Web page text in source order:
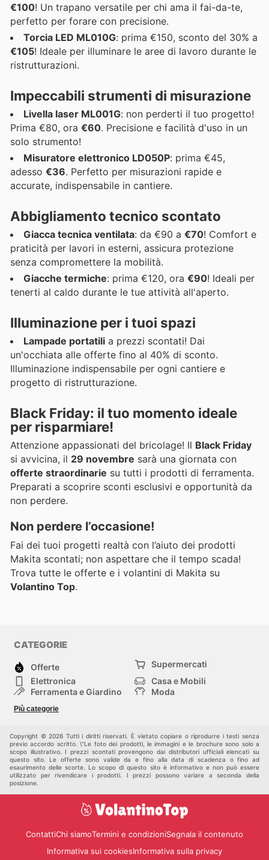
€100! Un trapano versatile per chi ama il fai-da-te,
perfetto per forare con precisione.
Torcia LED ML010G: prima €150, sconto del 30% a
€105! Ideale per illuminare le aree di lavoro durante le
ristrutturazioni.
Impeccabili strumenti di misurazione
Livella laser ML001G: non perderti il tuo progetto!
Prima €80, ora €60. Precisione e facilità d'uso in un
solo strumento!
Misuratore elettronico LD050P: prima €45,
adesso €36. Perfetto per misurazioni rapide e
accurate, indispensabile in cantiere.
Abbigliamento tecnico scontato
Giacca tecnica ventilata: da €90 a €70! Comfort e
praticità per lavori in esterni, assicura protezione
senza compromettere la mobilità.
Giacche termiche: prima €120, ora €90! Ideali per
tenerti al caldo durante le tue attività all'aperto.
Illuminazione per i tuoi spazi
Lampade portatili a prezzi scontati! Dai
un'occhiata alle offerte fino al 40% di sconto.
Illuminazione indispensabile per ogni cantiere e
progetto di ristrutturazione.
Black Friday: il tuo momento ideale
per risparmiare!
Attenzione appassionati del bricolage! Il Black Friday
si avvicina, il 29 novembre sarà una giornata con
offerte straordinarie su tutti i prodotti di ferramenta.
Preparati a scoprire sconti esclusivi e opportunità da
non perdere.
Non perdere l’occasione!
Fai dei tuoi progetti realtà con l’aiuto dei prodotti
Makita scontati; non aspettare che il tempo scada!
Trova tutte le offerte e i volantini di Makita su
Volantino Top.
CATEGORIE
Offerte
Supermercati
Elettronica
Casa e Mobili
Ferramenta e Giardino
Moda
Bambini e Neonati
Più categorie
Copyright © 2026 Tutti i diritti riservati. È vietato copiare o riprodurre i testi senza
previo accordo scritto. \"Le foto dei prodotti, le immagini e le brochure sono solo a
scopo illustrativo. I prezzi scontati provengono dai distributori ufficiali elencati su
questo sito. Le offerte sono valide da e fino alla data di scadenza o fino ad
esaurimento delle scorte. Lo scopo di questo sito è informativo e non può essere
utilizzato per rivendicare i prodotti. I prezzi possono variare a seconda della
posizione.
ContattiChi siamoTermini e condizioniSegnala il contenuto
Informativa sui cookiesInformativa sulla privacy